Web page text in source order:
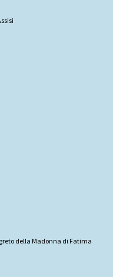
della Madonna di Fatima